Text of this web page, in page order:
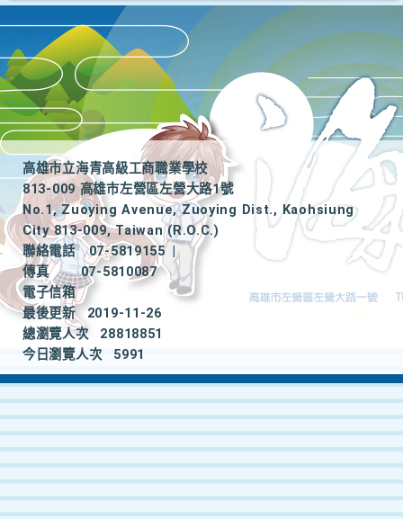
高雄市立海青高級工商職業學校
813-009 高雄市左營區左營大路1號
No.1, Zuoying Avenue, Zuoying Dist., Kaohsiung
City 813-009, Taiwan (R.O.C.)
聯絡電話
07-5819155
|
傳真
07-5810087
電子信箱
最後更新
2019-11-26
總瀏覽人次
28818851
今日瀏覽人次
5991